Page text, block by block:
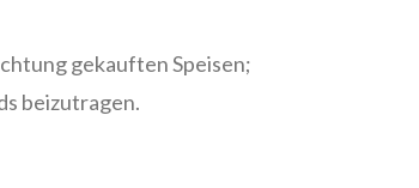
gekauften Speisen;
beizutragen.